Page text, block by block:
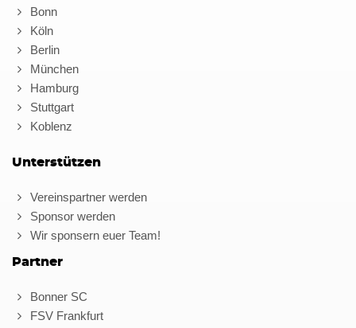
Bonn
Köln
Berlin
München
Hamburg
Stuttgart
Koblenz
Unterstützen
Vereinspartner werden
Sponsor werden
Wir sponsern euer Team!
Partner
Bonner SC
FSV Frankfurt